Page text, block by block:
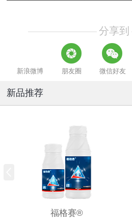
分享到
新浪微博 朋友圈 微信好友
新品推荐
福格赛®